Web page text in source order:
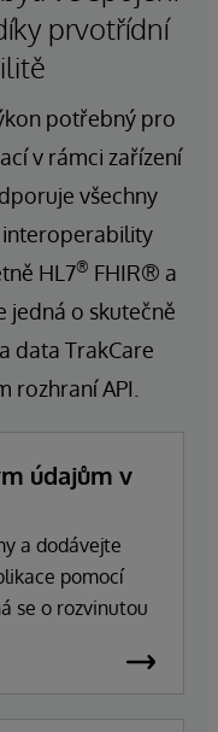
prvotřídní
potřebný pro
v rámci zařízení
všechny
HL7® FHIR® a
jedná o skutečně
data TrakCare
API.
údajům v
a dodávejte
pomocí
se o rozvinutou